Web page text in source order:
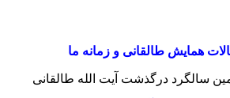
همایش طالقانی و زمانه ما
سالگرد درگذشت آیت الله طالقانی